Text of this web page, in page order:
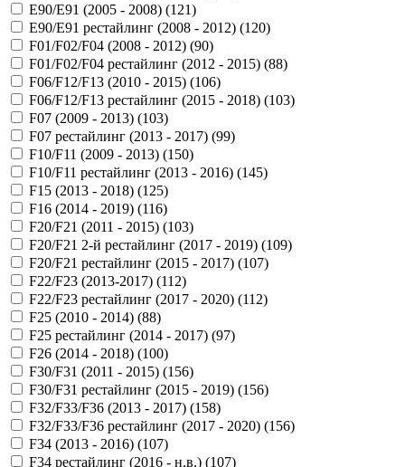
E90/E91 (2005 - 2008) (121)
E90/E91 рестайлинг (2008 - 2012) (120)
F01/F02/F04 (2008 - 2012) (90)
F01/F02/F04 рестайлинг (2012 - 2015) (88)
F06/F12/F13 (2010 - 2015) (106)
F06/F12/F13 рестайлинг (2015 - 2018) (103)
F07 (2009 - 2013) (103)
F07 рестайлинг (2013 - 2017) (99)
F10/F11 (2009 - 2013) (150)
F10/F11 рестайлинг (2013 - 2016) (145)
F15 (2013 - 2018) (125)
F16 (2014 - 2019) (116)
F20/F21 (2011 - 2015) (103)
F20/F21 2-й рестайлинг (2017 - 2019) (109)
F20/F21 рестайлинг (2015 - 2017) (107)
F22/F23 (2013-2017) (112)
F22/F23 рестайлинг (2017 - 2020) (112)
F25 (2010 - 2014) (88)
F25 рестайлинг (2014 - 2017) (97)
F26 (2014 - 2018) (100)
F30/F31 (2011 - 2015) (156)
F30/F31 рестайлинг (2015 - 2019) (156)
F32/F33/F36 (2013 - 2017) (158)
F32/F33/F36 рестайлинг (2017 - 2020) (156)
F34 (2013 - 2016) (107)
F34 рестайлинг (2016 - н.в.) (107)